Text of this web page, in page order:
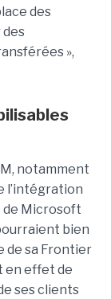
des
»,
notamment
l’intégration
de Microsoft
bien
de sa Frontier
en effet de
ses clients